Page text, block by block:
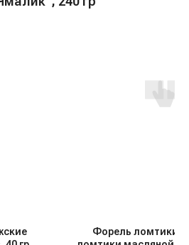
Форель ломтики